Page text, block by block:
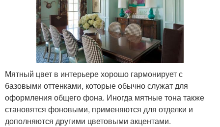
Мятный цвет в интерьере хорошо гармонирует с
базовыми оттенками, которые обычно служат для
оформления общего фона. Иногда мятные тона также
становятся фоновыми, применяются для отделки и
дополняются другими цветовыми акцентами.